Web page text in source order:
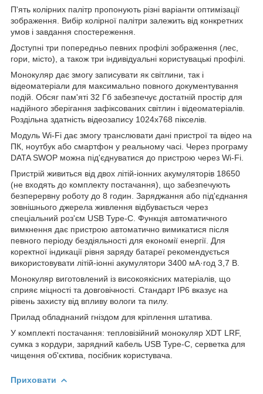
П'ять колірних палітр пропонують різні варіанти оптимізації
зображення. Вибір колірної палітри залежить від конкретних
умов і завдання спостереження.
Доступні три попередньо певних профілі зображення (лес,
гори, місто), а також три індивідуальні користувацькі профілі.
Монокуляр дає змогу записувати як світлини, так і
відеоматеріали для максимально повного документування
подій. Обсяг пам'яті 32 Гб забезпечує достатній простір для
надійного зберігання зафіксованих світлин і відеоматеріалів.
Роздільна здатність відеозапису 1024х768 пікселів.
Модуль Wi-Fi дає змогу транслювати дані пристрої та відео на
ПК, ноутбук або смартфон у реальному часі. Через програму
DATA SWOP можна під'єднуватися до пристрою через Wi-Fi.
Пристрій живиться від двох літій-іонних акумуляторів 18650
(не входять до комплекту постачання), що забезпечують
безперервну роботу до 8 годин. Заряджання або під'єднання
зовнішнього джерела живлення відбувається через
спеціальний роз'єм USB Type-C. Функція автоматичного
вимкнення дає пристрою автоматично вимикатися після
певного періоду бездіяльності для економії енергії. Для
коректної індикації рівня заряду батареї рекомендується
використовувати літій-іонні акумулятори 3400 мA·год 3,7 В.
Монокуляр виготовлений із високоякісних матеріалів, що
сприяє міцності та довговічності. Стандарт IP6 вказує на
рівень захисту від впливу вологи та пилу.
Прилад обладнаний гніздом для кріплення штатива.
У комплекті постачання: тепловізійний монокуляр XDT LRF,
сумка з кордури, зарядний кабель USB Type-C, серветка для
чищення об'єктива, посібник користувача.
Приховати